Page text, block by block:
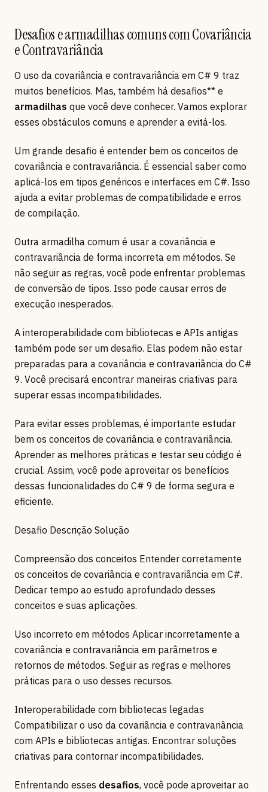
Desafios e armadilhas comuns com Covariância
e Contravariância
O uso da covariância e contravariância em C# 9 traz
muitos benefícios. Mas, também há desafios** e
armadilhas que você deve conhecer. Vamos explorar
esses obstáculos comuns e aprender a evitá-los.
Um grande desafio é entender bem os conceitos de
covariância e contravariância. É essencial saber como
aplicá-los em tipos genéricos e interfaces em C#. Isso
ajuda a evitar problemas de compatibilidade e erros
de compilação.
Outra armadilha comum é usar a covariância e
contravariância de forma incorreta em métodos. Se
não seguir as regras, você pode enfrentar problemas
de conversão de tipos. Isso pode causar erros de
execução inesperados.
A interoperabilidade com bibliotecas e APIs antigas
também pode ser um desafio. Elas podem não estar
preparadas para a covariância e contravariância do C#
9. Você precisará encontrar maneiras criativas para
superar essas incompatibilidades.
Para evitar esses problemas, é importante estudar
bem os conceitos de covariância e contravariância.
Aprender as melhores práticas e testar seu código é
crucial. Assim, você pode aproveitar os benefícios
dessas funcionalidades do C# 9 de forma segura e
eficiente.
Desafio Descrição Solução
Compreensão dos conceitos Entender corretamente
os conceitos de covariância e contravariância em C#.
Dedicar tempo ao estudo aprofundado desses
conceitos e suas aplicações.
Uso incorreto em métodos Aplicar incorretamente a
covariância e contravariância em parâmetros e
retornos de métodos. Seguir as regras e melhores
práticas para o uso desses recursos.
Interoperabilidade com bibliotecas legadas
Compatibilizar o uso da covariância e contravariância
com APIs e bibliotecas antigas. Encontrar soluções
criativas para contornar incompatibilidades.
Enfrentando esses desafios, você pode aproveitar ao